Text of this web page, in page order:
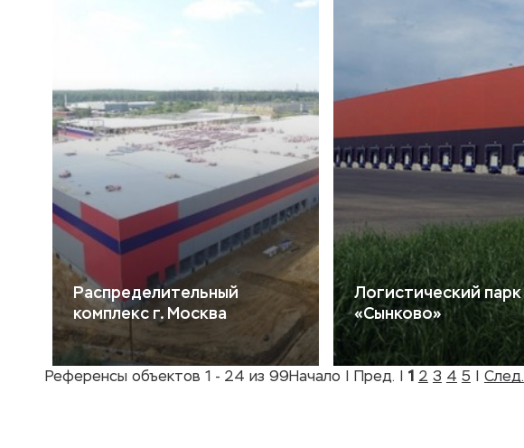
Распределительный
комплекс г. Москва
Логистический парк
«Сынково»
Референсы объектов 1 - 24 из 99Начало | Пред. | 1 2 3 4 5 | След.